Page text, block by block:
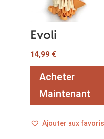
Evoli
14,99 €
Acheter
Maintenant
Ajouter aux favoris